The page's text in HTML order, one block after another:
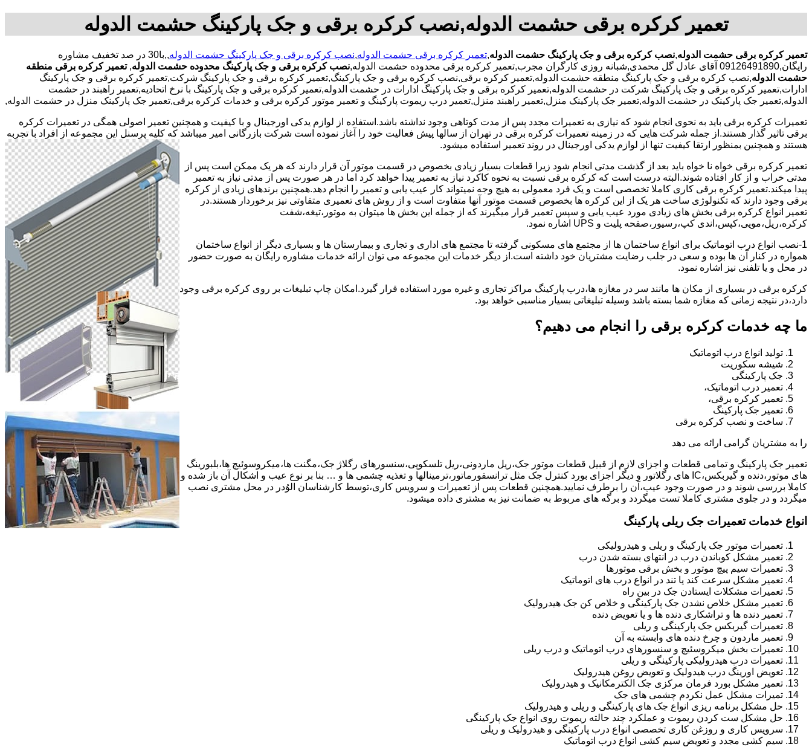
تعمیر کرکره برقی حشمت الدوله,نصب کرکره برقی و جک پارکینگ حشمت الدوله
تعمیر کرکره برقی حشمت الدوله,نصب کرکره برقی و جک پارکینگ حشمت الدوله,تعمیر کرکره برقی حشمت الدوله,نصب کرکره برقی و جک پارکینگ حشمت الدوله
,,با30 در صد تخفیف مشاوره
رایگان,09126491890 آقای عادل گل محمدی,شبانه روزی کارگران مجرب,تعمیر کرکره برقی محدوده حشمت الدوله,
نصب کرکره برقی و جک پارکینگ محدوده حشمت الدوله, تعمیر کرکره برقی منطقه
حشمت الدوله,نصب کرکره برقی و جک پارکینگ منطقه حشمت الدوله,تعمیر کرکره برقی,نصب کرکره برقی و جک پارکینگ,تعمیر کرکره برقی و جک پارکینگ شرکت,تعمیر کرکره برقی و جک پارکینگ
ادارات,تعمیر کرکره برقی و جک پارکینگ شرکت در حشمت الدوله,تعمیر کرکره برقی و جک پارکینگ ادارات در حشمت الدوله,تعمیر کرکره برقی و جک پارکینگ با نرخ اتحادیه,تعمیر راهبند در حشمت
الدوله,تعمیر جک پارکینک در حشمت الدوله,تعمیر جک پارکینک منزل,تعمیر راهبند منزل,تعمیر درب ریموت پارکینگ و تعمیر موتور کرکره برقی و خدمات کرکره برقی,تعمیر جک پارکینک منزل در حشمت الدوله,
تعمیرات کرکره برقی باید به نحوی انجام شود که نیازی به تعمیرات مجدد پس از مدت کوتاهی وجود نداشته باشد.استفاده از لوازم یدکی اورجینال و با کیفیت و همچنین تعمیر اصولی همگی در تعمیرات کرکره
برقی تاثیر گذار هستند.از جمله شرکت هایی که در زمینه تعمیرات کرکره برقی در تهران از سالها پیش فعالیت خود را آغاز نموده است شرکت بازرگانی امیر میباشد که کلیه پرسنل این مجموعه از افراد با تجربه
هستند و همچنین بمنظور ارتقا کیفیت تنها از لوازم یدکی اورجینال در روند تعمیر استفاده میشود.
تعمیر کرکره برقی خواه نا خواه باید بعد از گذشت مدتی انجام شود زیرا قطعات بسیار زیادی بخصوص در قسمت موتور آن قرار دارند که هر یک ممکن است پس از
مدتی خراب و از کار افتاده شوند.البته درست است که کرکره برقی نسبت به نحوه کاکرد نیاز به تعمیر پیدا خواهد کرد اما در هر صورت پس از مدتی نیاز به تعمیر
پیدا میکند.تعمیر کرکره برقی کاری کاملا تخصصی است و یک فرد معمولی به هیچ وجه نمیتواند کار عیب یابی و تعمیر را انجام دهد.همچنین برندهای زیادی از کرکره
برقی وجود دارند که تکنولوژی ساخت هر یک از این کرکره ها بخصوص قسمت موتور آنها متفاوت است و از روش های تعمیری متفاوتی نیز برخوردار هستند.در
تعمیر انواع کرکره برقی بخش های زیادی مورد عیب یابی و سپس تعمیر قرار میگیرند که از جمله این بخش ها میتوان به موتور،تیغه،شفت
کرکره،ریل،مویی،کپس،اندی کپ،رسیور،صفحه پلیت و UPS اشاره نمود.
1-نصب انواع درب اتوماتیک برای انواع ساختمان ها از مجتمع های مسکونی گرفته تا مجتمع های اداری و تجاری و بیمارستان ها و بسیاری دیگر از انواع ساختمان
همواره در کنار آن ها بوده و سعی در جلب رضایت مشتریان خود داشته است.از دیگر خدمات این مجموعه می توان ارائه خدمات مشاوره رایگان به صورت حضور
در محل و یا تلفنی نیز اشاره نمود.
کرکره برقی در بسیاری از مکان ها مانند سر در مغازه ها،درب پارکینگ مراکز تجاری و غیره مورد استفاده قرار گیرد.امکان چاپ تبلیغات بر روی کرکره برقی وجود
دارد،در نتیجه زمانی که مغازه شما بسته باشد وسیله تبلیغاتی بسیار مناسبی خواهد بود.
ما چه خدمات کرکره برقی را انجام می دهیم؟
تولید انواع درب اتوماتیک
شیشه سکوریت
جک پارکینگی
تعمیر درب اتوماتیک،
تعمیر کرکره برقی،
تعمیر جک پارکینگ
ساخت و نصب کرکره برقی
را به مشتریان گرامی ارائه می دهد
تعمیر جک پارکینگ و تمامی قطعات و اجزای لازم از قبیل قطعات موتور جک،ریل ماردونی،ریل تلسکوپی،سنسورهای رگلاژ جک،مگنت ها،میکروسوئیچ ها،بلبورینگ
های موتور،دنده و گیربکس،IC های رگلاتور و دیگر اجزای بورد کنترل جک مثل ترانسفورماتور،ترمینالها و تغذیه چشمی ها و … بنا بر نوع عیب و اشکال آن باز شده و
کاملا بررسی شوند و در صورت وجود عیب،آن را برطرف نمایید.همچنین قطعات پس از تعمیرات و سرویس کاری،توسط کارشناسان الوُدر در محل مشتری نصب
میگردد و در جلوی مشتری کاملا تست میگردد و برگه های مربوط به ضمانت نیز به مشتری داده میشود.
انواع خدمات تعمیرات جک ریلی پارکینگ
تعمیرات موتور جک پارکینگ و ریلی و هیدرولیکی
تعمیر مشکل کوباندن درب در انتهای بسته شدن درب
تعمیرات سیم پیچ موتور و بخش برقی موتورها
تعمیر مشکل سرعت کند یا تند در انواع درب های اتوماتیک
تعمیرات مشکلات ایستادن جک در بین راه
تعمیر مشکل خلاص نشدن جک پارکینگی و خلاص کن جک هیدرولیک
تعمیر دنده ها و تراشکاری دنده ها و یا تعویض دنده
تعمیرات گیربکس جک پارکینگی و ریلی
تعمیر ماردون و چرخ دنده های وابسته به آن
تعمیرات بخش میکروسئیچ و سنسورهای درب اتوماتیک و درب ریلی
تعمیرات درب هیدرولیکی پارکینگی و ریلی
تعویض اورینگ درب هیدولیک و تعویض روغن هیدرولیک
تعمیر مشکل بورد فرمان مرکزی جک الکترمکانیک و هیدرولیک
تمیرات مشکل عمل نکردم چشمی های جک
حل مشکل برنامه ریزی انواع جک های پارکینگی و ریلی و هیدرولیک
حل مشکل ست کردن ریموت و عملکرد چند حالته ریموت روی انواع جک پارکینگی
سرویس کاری و روزغن کاری تخصصی انواع درب پارکینگی و هیدرولیک و ریلی
سیم کشی مجدد و تعویض سیم کشی انواع درب اتوماتیک